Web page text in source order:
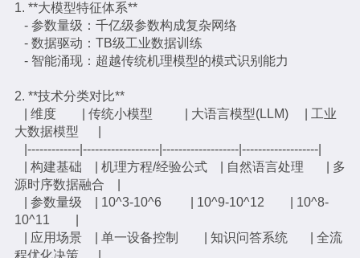
1. **大模型特征体系**
- 参数量级：千亿级参数构成复杂网络
- 数据驱动：TB级工业数据训练
- 智能涌现：超越传统机理模型的模式识别能力
2. **技术分类对比**
| 维度 | 传统小模型 | 大语言模型(LLM) | 工业
大数据模型 |
|-------------|-------------------|-------------------|-------------------|
| 构建基础 | 机理方程/经验公式 | 自然语言处理 | 多
源时序数据融合 |
| 参数量级 | 10^3-10^6 | 10^9-10^12 | 10^8-
10^11 |
| 应用场景 | 单一设备控制 | 知识问答系统 | 全流
程优化决策 |